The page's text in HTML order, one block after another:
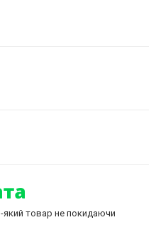
який товар не покидаючи